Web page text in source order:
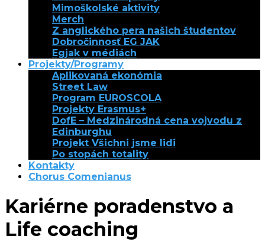
Mimoškolské aktivity
Merch
Z anglického pera našich študentov
Dobročinnosť EG JAK
Egjak v médiách
Projekty/Programy
Aplikovaná ekonómia
Street Law
Program EUROSCOLA
Projekty Erasmus+
DofE – Medzinárodná cena vojvodu z
Edinburghu
Projekt Všichni jsme lidi
Po stopách totality
Kontakty
Chorus Comenianus
Kariérne poradenstvo a
Life coaching